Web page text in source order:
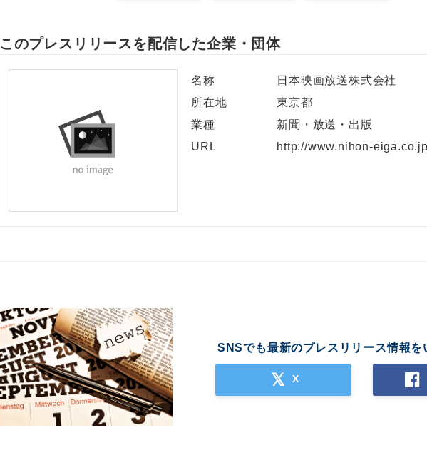
このプレスリリースを配信した企業・団体
名称
日本映画放送株式会社
所在地
東京都
業種
新聞・放送・出版
URL
http://www.nihon-
SNSでも最新のプレスリリース情報を
X